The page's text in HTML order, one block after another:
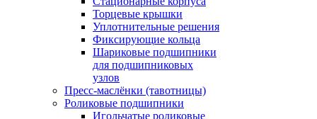
Торцевые крышки
Уплотнительные решения
Фиксирующие кольца
Шариковые подшипники
для подшипниковых
узлов
Пресс-маслёнки (тавотницы)
Роликовые подшипники
Игольчатые роликовые